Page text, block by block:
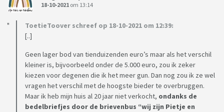
18-10-2021 om 13:14
ToetieToover schreef op 18-10-2021 om 12:39:
[..]
Geen lager bod van tienduizenden euro’s maar als het verschil
kleiner is, bijvoorbeeld onder de 5.000 euro, zou ik zeker
kiezen voor degenen die ik het meer gun. Dan nog zou ik ze wel
vragen het verschil met de hoogste bieder te overbruggen.
Maar ik heb mijn huis al 20 jaar niet verkocht, ondanks de
bedelbriefjes door de brievenbus “wij zijn Pietje en